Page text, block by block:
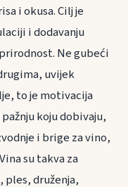
i okusa. Cilj je
i dodavanju
Ne gubeći
uvijek
to je motivacija
koju dobivaju,
i brige za vino,
su takva za
ples, druženja,